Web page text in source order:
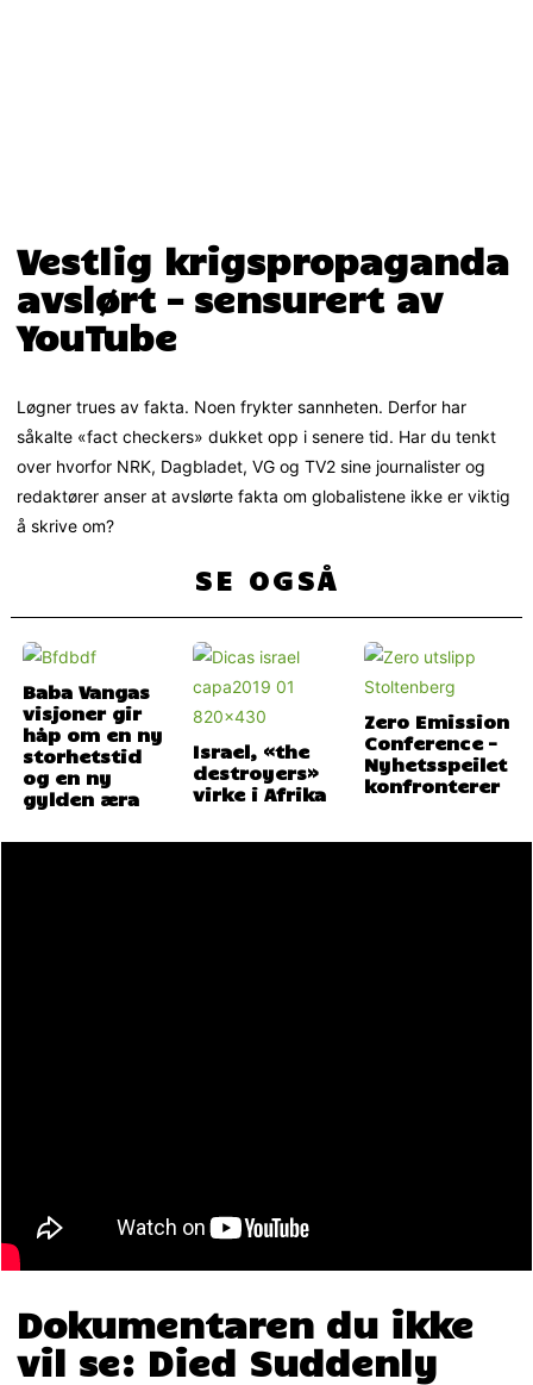
Vestlig krigspropaganda
avslørt – sensurert av
YouTube
Løgner trues av fakta. Noen frykter sannheten. Derfor har
såkalte «fact checkers» dukket opp i senere tid. Har du tenkt
over hvorfor NRK, Dagbladet, VG og TV2 sine journalister og
redaktører anser at avslørte fakta om globalistene ikke er viktig
å skrive om?
SE OGSÅ
Baba Vangas
visjoner gir
håp om en ny
storhetstid
og en ny
gylden æra
Israel, «the
destroyers»
virke i Afrika
Zero Emission
Conference –
Nyhetsspeilet
konfronterer
Dokumentaren du ikke
vil se: Died Suddenly